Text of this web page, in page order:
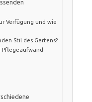
Verfügung und wie
Stil des Gartens?